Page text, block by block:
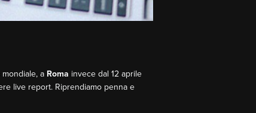
a Roma invece dal 12 aprile
live report. Riprendiamo penna e